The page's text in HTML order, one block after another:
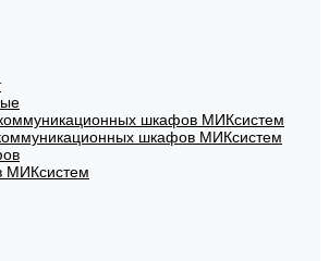
шкафов МИКсистем
шкафов МИКсистем
МИКсистем